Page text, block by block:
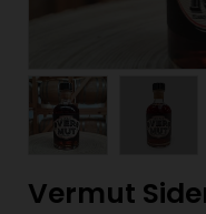
Vermut